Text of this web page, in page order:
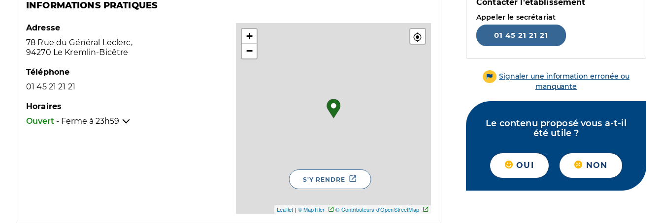
INFORMATIONS PRATIQUES
Adresse
78 Rue du Général Leclerc,
94270 Le Kremlin-Bicêtre
Téléphone
01 45 21 21 21
Horaires
Ouvert - Ferme à 23h59
+
−
Leaflet | © MapTiler © Contributeurs d'OpenStreetMap
S'Y RENDRE
Contacter l'établissement
Appeler le secrétariat
01 45 21 21 21
Signaler une information erronée ou
manquante
Le contenu proposé vous a-t-il
été utile ?
OUI NON